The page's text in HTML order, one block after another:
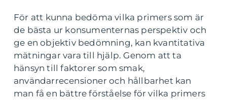
För att kunna bedöma vilka primers som är
de bästa ur konsumenternas perspektiv och
ge en objektiv bedömning, kan kvantitativa
mätningar vara till hjälp. Genom att ta
hänsyn till faktorer som smak,
användarrecensioner och hållbarhet kan
man få en bättre förståelse för vilka primers